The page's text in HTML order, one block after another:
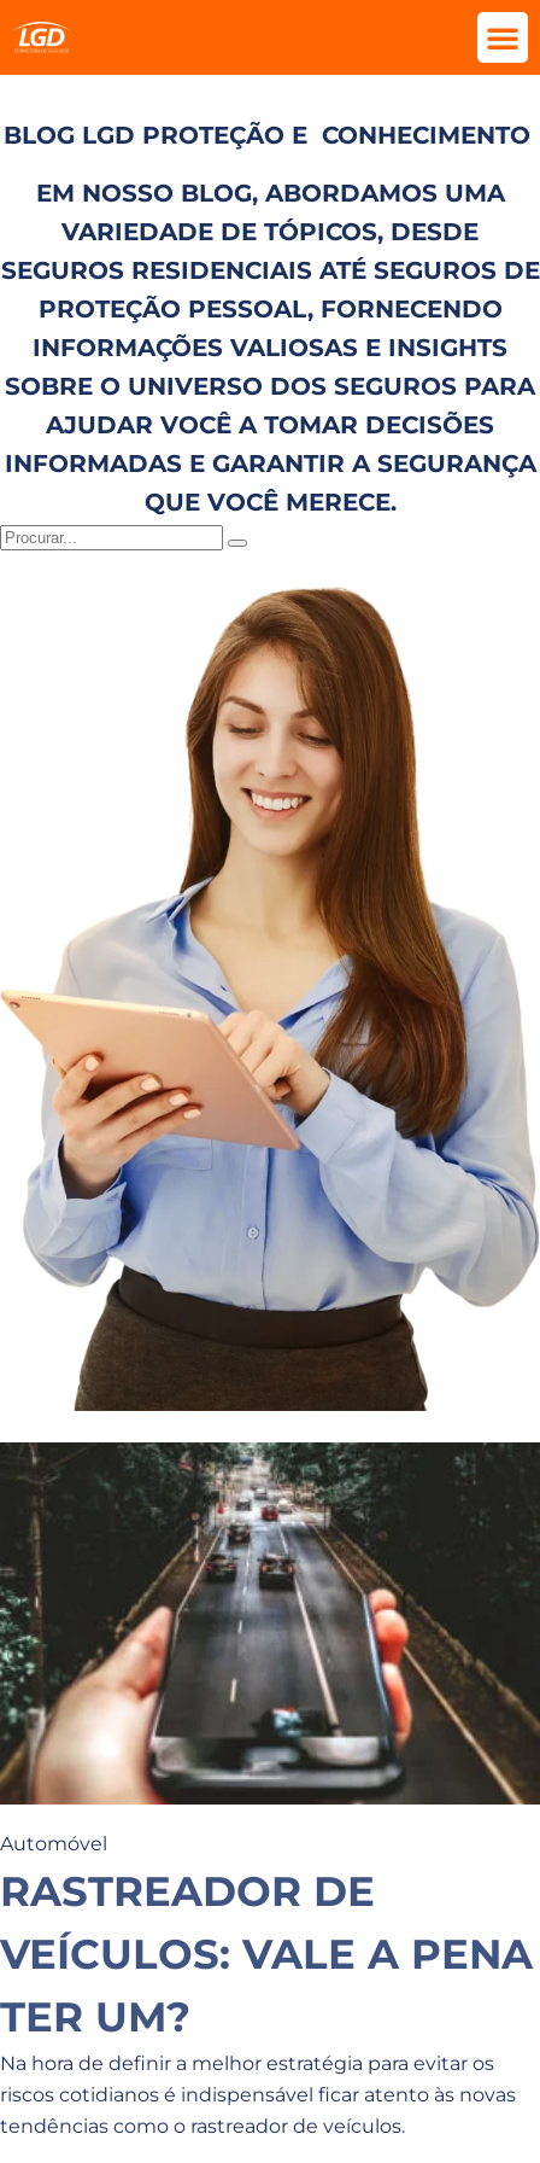
BLOG LGD PROTEÇÃO E CONHECIMENTO
EM NOSSO BLOG, ABORDAMOS UMA
VARIEDADE DE TÓPICOS, DESDE
SEGUROS RESIDENCIAIS ATÉ SEGUROS DE
PROTEÇÃO PESSOAL, FORNECENDO
INFORMAÇÕES VALIOSAS E INSIGHTS
SOBRE O UNIVERSO DOS SEGUROS PARA
AJUDAR VOCÊ A TOMAR DECISÕES
INFORMADAS E GARANTIR A SEGURANÇA
QUE VOCÊ MERECE.
Automóvel
RASTREADOR DE
VEÍCULOS: VALE A PENA
TER UM?
Na hora de definir a melhor estratégia para evitar os
riscos cotidianos é indispensável ficar atento às novas
tendências como o rastreador de veículos.